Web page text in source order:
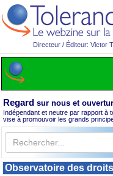
Directeur / Éditeur: Victor
Regard sur nous et
Indépendant et neutre par rapport à
vise à promouvoir les grands
Observatoire des